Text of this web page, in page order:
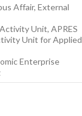
Affair, External
Unit, APRES
Unit for Applied
Enterprise